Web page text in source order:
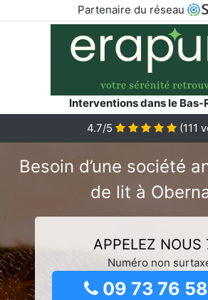
Partenaire du réseau
Interventions dans le Bas-
4.7/5
(111
Besoin d’une société
de lit à
APPELEZ NOUS
Numéro non
09 73 76